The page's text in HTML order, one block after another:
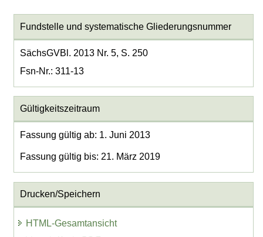
Fundstelle und systematische Gliederungsnummer
SächsGVBl. 2013 Nr. 5, S. 250
Fsn-Nr.: 311-13
Gültigkeitszeitraum
Fassung gültig ab: 1. Juni 2013
Fassung gültig bis: 21. März 2019
Drucken/Speichern
HTML-Gesamtansicht